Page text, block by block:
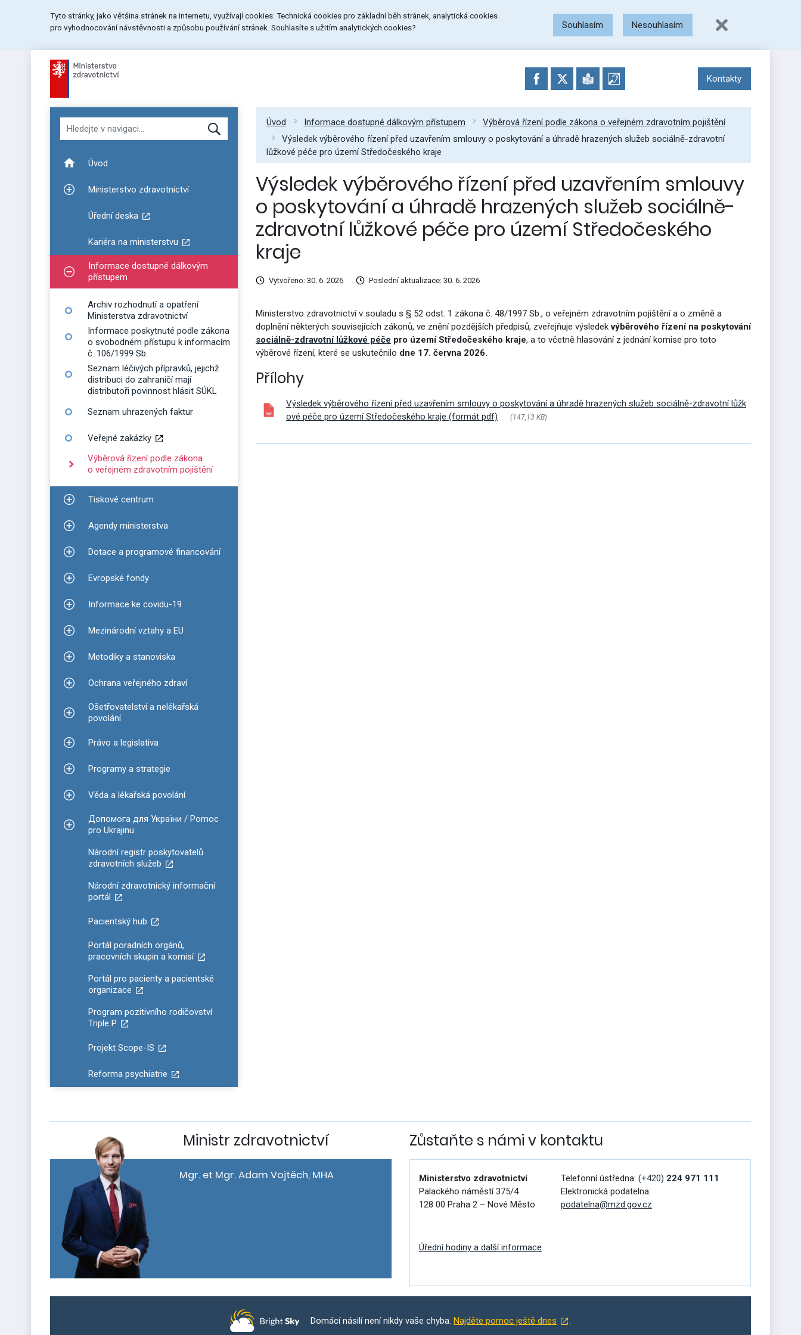
Tyto stránky, jako většina stránek na internetu, využívají cookies: Technická cookies pro základní běh stránek, analytická cookies
pro vyhodnocování návstěvnosti a způsobu používání stránek. Souhlasíte s užitím analytických cookies?
Souhlasím Nesouhlasím
Kontakty
Hledat v navigaci
Úvod
Zobrazit podmenu pro Ministerstvo zdravotnictví
Ministerstvo zdravotnictví
Úřední deska
Kariéra na ministerstvu
Zobrazit podmenu pro Informace dostupné dálkovým přístupem
Informace dostupné dálkovým
přístupem
Archiv rozhodnutí a opatření
Ministerstva zdravotnictví
Informace poskytnuté podle zákona
o svobodném přístupu k informacím
č. 106/1999 Sb.
Seznam léčivých přípravků, jejichž
distribuci do zahraničí mají
distributoři povinnost hlásit SÚKL
Seznam uhrazených faktur
Veřejné zakázky
Výběrová řízení podle zákona
o veřejném zdravotním pojištění
Zobrazit podmenu pro Tiskové centrum
Tiskové centrum
Zobrazit podmenu pro Agendy ministerstva
Agendy ministerstva
Zobrazit podmenu pro Dotace a programové financování
Dotace a programové financování
Zobrazit podmenu pro Evropské fondy
Evropské fondy
Zobrazit podmenu pro Informace ke covidu-19
Informace ke covidu-19
Zobrazit podmenu pro Mezinárodní vztahy a EU
Mezinárodní vztahy a EU
Zobrazit podmenu pro Metodiky a stanoviska
Metodiky a stanoviska
Zobrazit podmenu pro Ochrana veřejného zdraví
Ochrana veřejného zdraví
Zobrazit podmenu pro Ošetřovatelství a nelékařská povolání
Ošetřovatelství a nelékařská
povolání
Zobrazit podmenu pro Právo a legislativa
Právo a legislativa
Zobrazit podmenu pro Programy a strategie
Programy a strategie
Zobrazit podmenu pro Věda a lékařská povolání
Věda a lékařská povolání
Zobrazit podmenu pro Допомога для України / Pomoc pro Ukrajinu
Допомога для України / Pomoc
pro Ukrajinu
Národní registr poskytovatelů
zdravotních služeb
Národní zdravotnický informační
portál
Pacientský hub
Portál poradních orgánů,
pracovních skupin a komisí
Portál pro pacienty a pacientské
organizace
Program pozitivního rodičovství
Triple P
Projekt Scope-IS
Reforma psychiatrie
Úvod Informace dostupné dálkovým přístupem
Výběrová řízení podle zákona o veřejném zdravotním pojištění
Výsledek výběrového řízení před uzavřením smlouvy o poskytování a úhradě hrazených služeb sociálně-zdravotní
lůžkové péče pro území Středočeského kraje
Výsledek výběrového řízení před uzavřením smlouvy
o poskytování a úhradě hrazených služeb sociálně-
zdravotní lůžkové péče pro území Středočeského
kraje
Vytvořeno: 30. 6. 2026 Poslední aktualizace: 30. 6. 2026
Ministerstvo zdravotnictví v souladu s § 52 odst. 1 zákona č. 48/1997 Sb., o veřejném zdravotním pojištění a o změně a
doplnění některých souvisejících zákonů, ve znění pozdějších předpisů, zveřejňuje výsledekvýběrového řízení na poskytování
sociálně-zdravotní lůžkové péče pro území Středočeského kraje, a to včetně hlasování z jednání komise pro toto
výběrové řízení, které se uskutečnilo dne 17. června 2026.
Přílohy
Výsledek výběrového řízení před uzavřením smlouvy o poskytování a úhradě hrazených služeb sociálně-zdravotní lůžk
ové péče pro území Středočeského kraje (formát pdf)
(147,13 KB)
Ministr zdravotnictví
Mgr. et Mgr. Adam Vojtěch, MHA
Zůstaňte s námi v kontaktu
Ministerstvo zdravotnictví
Palackého náměstí 375/4
128 00 Praha 2 – Nové Město
Telefonní ústředna: (+420) 224 971 111
Elektronická podatelna:
podatelna@mzd.gov.cz
Úřední hodiny a další informace
Domácí násilí není nikdy vaše chyba.Najděte pomoc ještě dnes .